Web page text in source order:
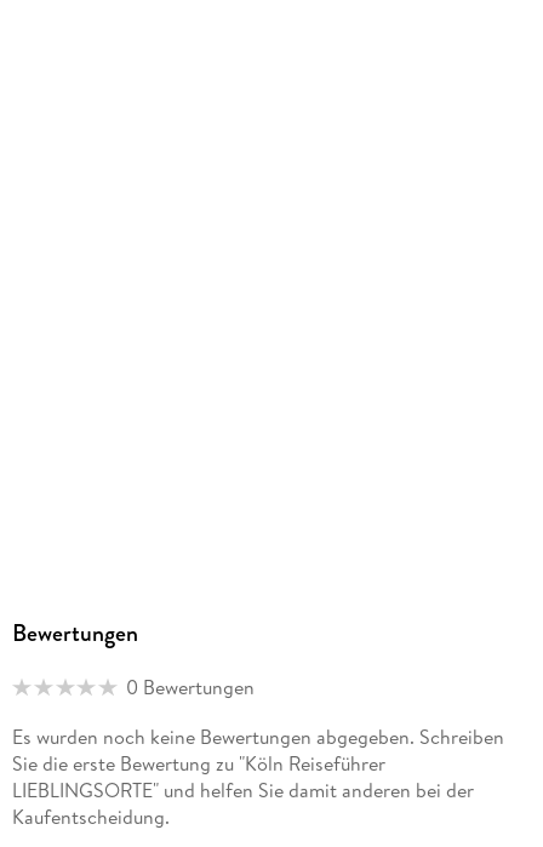
Bewertungen
0 Bewertungen
Es wurden noch keine Bewertungen abgegeben. Schreiben
Sie die erste Bewertung zu "Köln Reiseführer
LIEBLINGSORTE" und helfen Sie damit anderen bei der
Kaufentscheidung.